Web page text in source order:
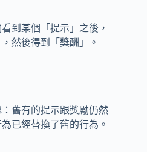
到某個「提示」之後，
然後得到「獎酬」。
舊有的提示跟獎勵仍然
已經替換了舊的行為。